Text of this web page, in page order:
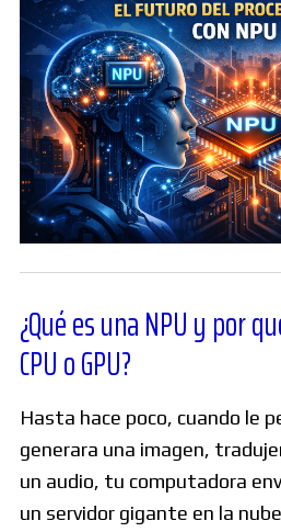
¿Qué es una NPU y por
CPU o GPU?
Hasta hace poco, cuando le
generara una imagen,
un audio, tu computadora
un servidor gigante en la